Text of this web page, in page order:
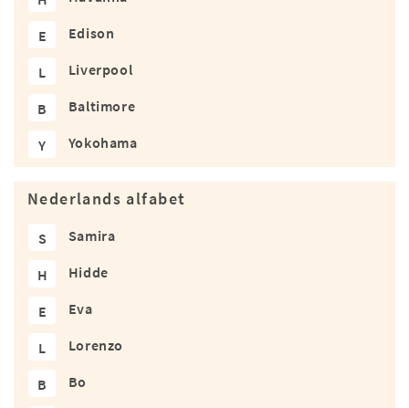
E Edison
L Liverpool
B Baltimore
Y Yokohama
Nederlands alfabet
S Samira
H Hidde
E Eva
L Lorenzo
B Bo